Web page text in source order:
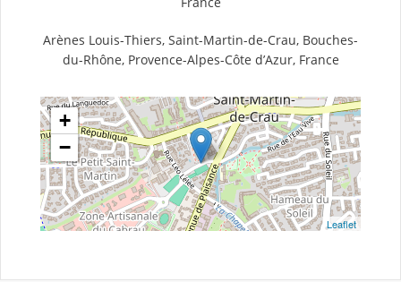
Arènes Louis-Thiers, Saint-Martin-de-Crau, Bouches-
du-Rhône, Provence-Alpes-Côte d’Azur, France
+
−
Leaflet